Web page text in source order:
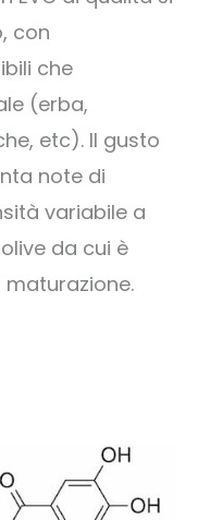
con
che
(erba,
etc). Il gusto
note di
variabile a
da cui è